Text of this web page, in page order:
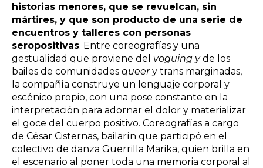
historias menores, que se revuelcan, sin
mártires, y que son producto de una serie de
encuentros y talleres con personas
seropositivas. Entre coreografías y una
gestualidad que proviene del voguing yde los
bailes de comunidades queery trans marginadas,
la compañía construye un lenguaje corporal y
escénico propio, con una pose constante en la
interpretación para adornar el dolor y materializar
el goce del cuerpo positivo. Coreografías a cargo
de César Cisternas, bailarín que participó en el
colectivo de danza Guerrilla Marika, quien brilla en
el escenario al poner toda una memoria corporal al